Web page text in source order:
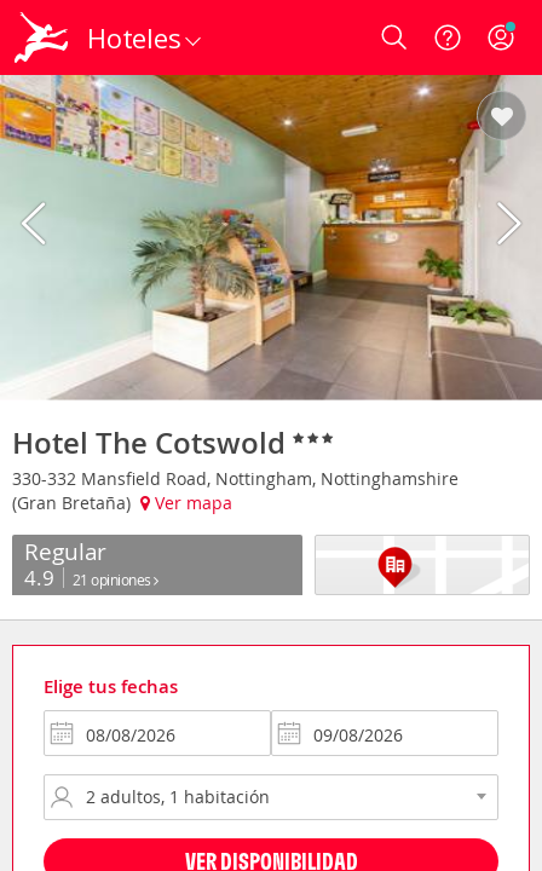
Hoteles Login
Hotel The Cotswold
330-332 Mansfield Road, Nottingham, Nottinghamshire
(Gran Bretaña)
Ver mapa
Regular
4.9 21 opiniones
Elige tus fechas
VER DISPONIBILIDAD